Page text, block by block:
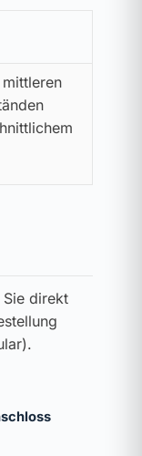
direkt